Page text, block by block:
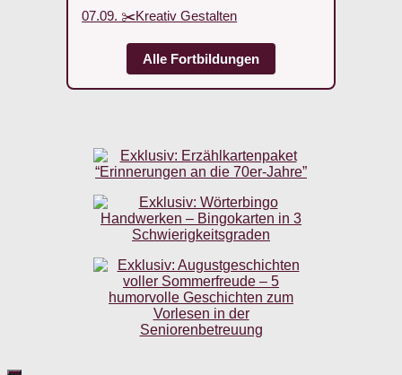
07.09. ✂️Kreativ Gestalten
Alle Fortbildungen